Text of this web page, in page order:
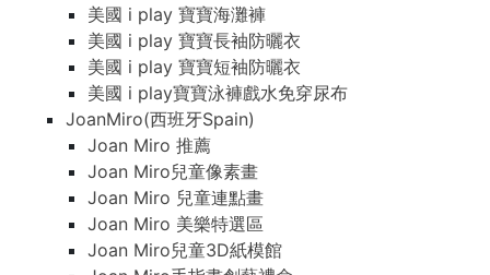
美國 i play 寶寶海灘褲
美國 i play 寶寶長袖防曬衣
美國 i play 寶寶短袖防曬衣
美國 i play寶寶泳褲戲水免穿尿布
JoanMiro(西班牙Spain)
Joan Miro 推薦
Joan Miro兒童像素畫
Joan Miro 兒童連點畫
Joan Miro 美樂特選區
Joan Miro兒童3D紙模館